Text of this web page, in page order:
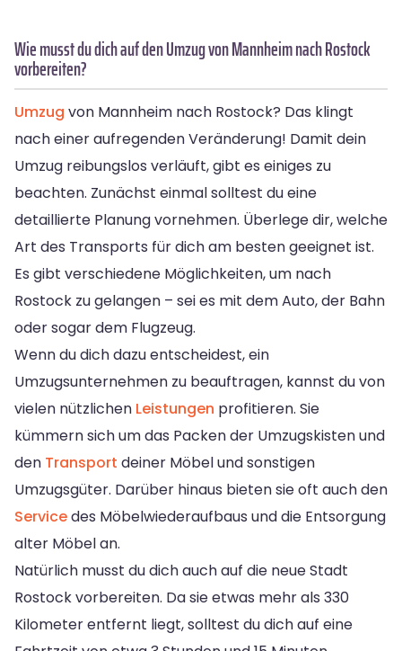
Wie musst du dich auf den Umzug von Mannheim nach Rostock
vorbereiten?
Umzug von Mannheim nach Rostock? Das klingt
nach einer aufregenden Veränderung! Damit dein
Umzug reibungslos verläuft, gibt es einiges zu
beachten. Zunächst einmal solltest du eine
detaillierte Planung vornehmen. Überlege dir, welche
Art des Transports für dich am besten geeignet ist.
Es gibt verschiedene Möglichkeiten, um nach
Rostock zu gelangen – sei es mit dem Auto, der Bahn
oder sogar dem Flugzeug.
Wenn du dich dazu entscheidest, ein
Umzugsunternehmen zu beauftragen, kannst du von
vielen nützlichen Leistungen profitieren. Sie
kümmern sich um das Packen der Umzugskisten und
den Transport deiner Möbel und sonstigen
Umzugsgüter. Darüber hinaus bieten sie oft auch den
Servicedes Möbelwiederaufbaus und die Entsorgung
alter Möbel an.
Natürlich musst du dich auch auf die neue Stadt
Rostock vorbereiten. Da sie etwas mehr als 330
Kilometer entfernt liegt, solltest du dich auf eine